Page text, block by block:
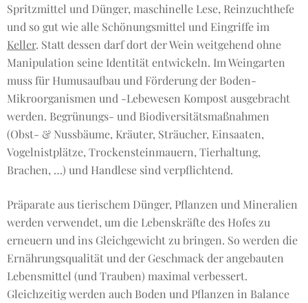
Spritzmittel und Dünger, maschinelle Lese, Reinzuchthefe
und so gut wie alle Schönungsmittel und Eingriffe im
Keller. Statt dessen darf dort der Wein weitgehend ohne
Manipulation seine Identität entwickeln. Im Weingarten
muss für Humusaufbau und Förderung der Boden-
Mikroorganismen und -Lebewesen Kompost ausgebracht
werden. Begrünungs- und Biodiversitätsmaßnahmen
(Obst- & Nussbäume, Kräuter, Sträucher, Einsaaten,
Vogelnistplätze, Trockensteinmauern, Tierhaltung,
Brachen, …) und Handlese sind verpflichtend.
Präparate aus tierischem Dünger, Pflanzen und Mineralien
werden verwendet, um die Lebenskräfte des Hofes zu
erneuern und ins Gleichgewicht zu bringen. So werden die
Ernährungsqualität und der Geschmack der angebauten
Lebensmittel (und Trauben) maximal verbessert.
Gleichzeitig werden auch Boden und Pflanzen in Balance